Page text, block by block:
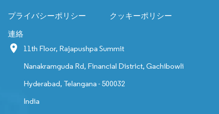
プライバシーポリシー クッキーポリシー
連絡
11th Floor, Rajapushpa Summit
Nanakramguda Rd, Financial District, Gachibowli
Hyderabad, Telangana - 500032
India